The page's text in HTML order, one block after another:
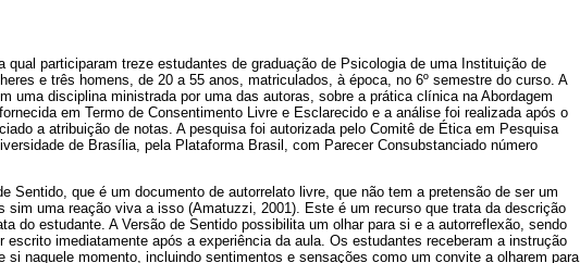
qual participaram treze estudantes de graduação de Psicologia de uma Instituição de
e três homens, de 20 a 55 anos, matriculados, à época, no 6º semestre do curso. A
uma disciplina ministrada por uma das autoras, sobre a prática clínica na Abordagem
em Termo de Consentimento Livre e Esclarecido e a análise foi realizada após o
a atribuição de notas. A pesquisa foi autorizada pelo Comitê de Ética em Pesquisa
de Brasília, pela Plataforma Brasil, com Parecer Consubstanciado número
Sentido, que é um documento de autorrelato livre, que não tem a pretensão de ser um
sim uma reação viva a isso (Amatuzzi, 2001). Este é um recurso que trata da descrição
do estudante. A Versão de Sentido possibilita um olhar para si e a autorreflexão, sendo
imediatamente após a experiência da aula. Os estudantes receberam a instrução
si naquele momento, incluindo sentimentos e sensações como um convite a olharem para